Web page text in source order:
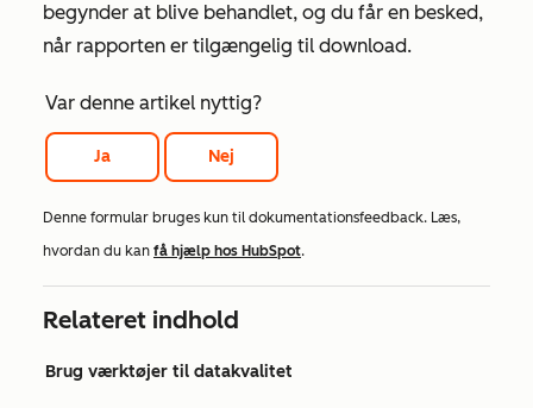
begynder at blive behandlet, og du får en besked,
når rapporten er tilgængelig til download.
Var denne artikel nyttig?
Ja Nej
Denne formular bruges kun til dokumentationsfeedback. Læs,
hvordan du kan få hjælp hos HubSpot.
Relateret indhold
Brug værktøjer til datakvalitet